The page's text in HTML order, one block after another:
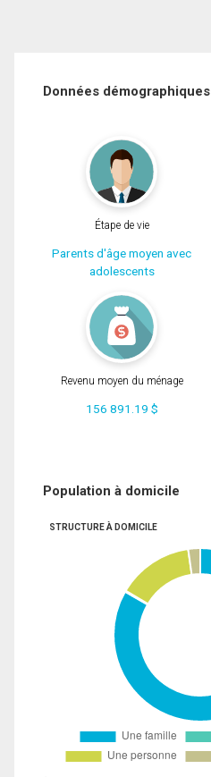
Données démographiques
Étape de vie
Parents d'âge moyen avec
adolescents
Revenu moyen du ménage
156 891.19 $
Population à domicile
STRUCTURE À DOMICILE